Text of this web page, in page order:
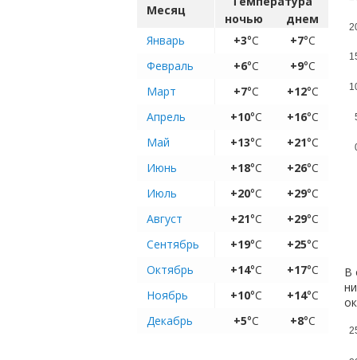
Месяц
ночью
днем
Январь
+3°C +7°C
Февраль
+6°C +9°C
Март
+7°C +12°C
Апрель
+10°C +16°C
Май
+13°C +21°C
Июнь
+18°C +26°C
Июль
+20°C +29°C
Август
+21°C +29°C
Сентябрь
+19°C +25°C
Октябрь
+14°C +17°C
Ноябрь
+10°C +14°C
Декабрь
+5°C +8°C
В